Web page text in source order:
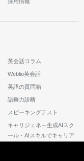
英会話コラム
Weblio英会話
英語の質問箱
語彙力診断
スピーキングテスト
キャリジェネ～生成AIスク
ール・AIスキルでキャリア